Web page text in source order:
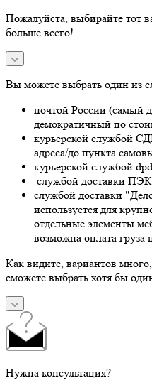
Пожалуйста, выбирайте тот
больше всего!
Вы можете выбрать один из
почтой России (самый
демократичный по
курьерской службой
адреса/до пункта
курьерской службой
службой доставки
службой доставки
используется для
отдельные элементы
возможна оплата
Как видите, вариантов
сможете выбрать хотя бы
Нужна консультация?